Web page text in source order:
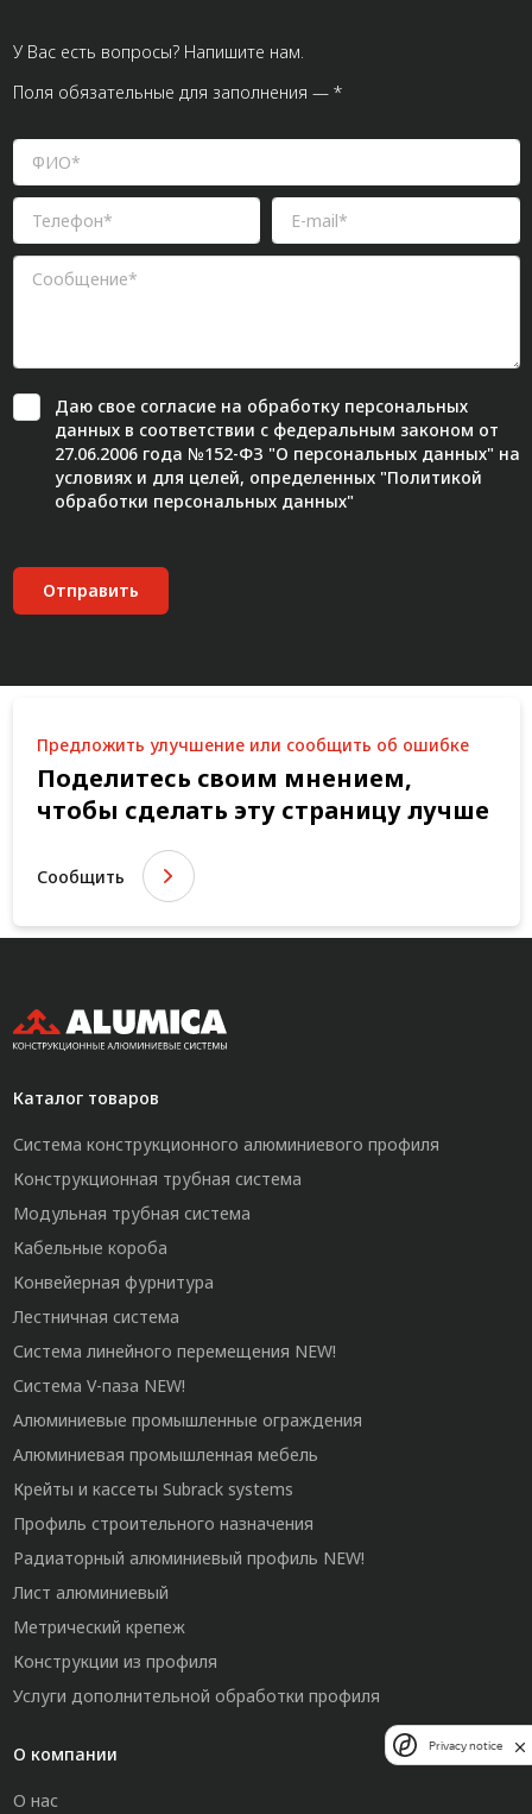
У Вас есть вопросы? Напишите нам.
Поля обязательные для заполнения — *
Даю свое согласиена обработку персональных
данных в соответствии с федеральным законом от
27.06.2006 года №152-ФЗ "О персональных данных" на
условиях и для целей, определенных "Политикой
обработки персональных данных"
Отправить
Предложить улучшение или сообщить об ошибке
Поделитесь своим мнением,
чтобы сделать эту страницу лучше
Сообщить
Каталог товаров
Система конструкционного алюминиевого профиля
Конструкционная трубная система
Модульная трубная система
Кабельные короба
Конвейерная фурнитура
Лестничная система
Система линейного перемещения NEW!
Система V-паза NEW!
Алюминиевые промышленные ограждения
Алюминиевая промышленная мебель
Крейты и кассеты Subrack systems
Профиль строительного назначения
Радиаторный алюминиевый профиль NEW!
Лист алюминиевый
Метрический крепеж
Конструкции из профиля
Услуги дополнительной обработки профиля
О компании
О нас
Privacy notice